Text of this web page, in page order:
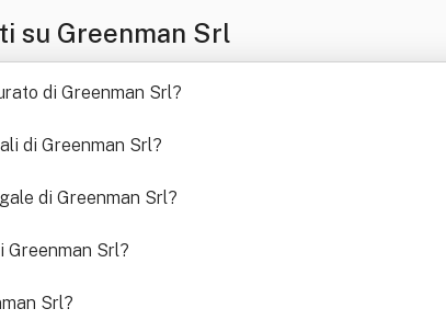
su Greenman Srl
di Greenman Srl?
di Greenman Srl?
di Greenman Srl?
Greenman Srl?
Srl?